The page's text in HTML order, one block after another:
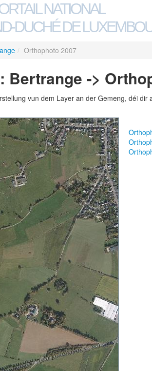
NATIONAL
DUCHÉ DE
/ Orthophoto 2007
Bertrange ->
vun dem Layer an der Gemeng, déi